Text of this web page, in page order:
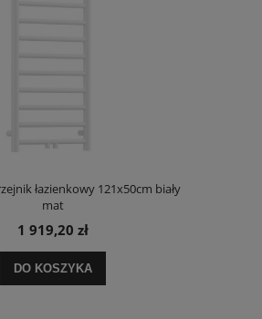
łazienkowy 121x50cm biały
mat
1 919,20 zł
DO KOSZYKA